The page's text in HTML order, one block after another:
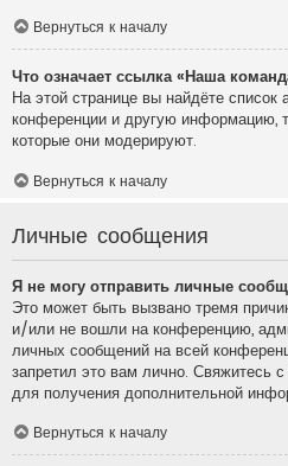
Вернуться к началу
Что означает ссылка «Наша
На этой странице вы найдёте
конференции и другую информацию,
которые они модерируют.
Вернуться к началу
Личные сообщения
Я не могу отправить личные
Это может быть вызвано тремя
и/или не вошли на конференцию,
личных сообщений на всей
запретил это вам лично. Свяжитесь
для получения дополнительной
Вернуться к началу